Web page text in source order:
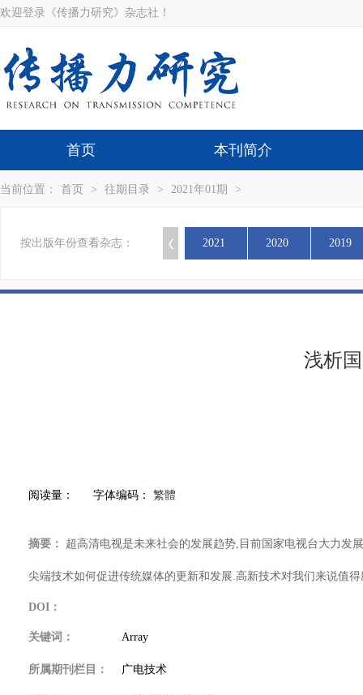
欢迎登录《传播力研究》杂志社！
首页 本刊简介
当前位置： 首页 > 往期目录 > 2021年01期 >
按出版年份查看杂志： 2021 2020 2019
浅析
阅读量： 字体编码： 繁體
摘要： 超高清电视是未来社会的发展趋势,目前国家电视台大力发
尖端技术如何促进传统媒体的更新和发展.高新技术对我们来说值
DOI：
关键词： Array
所属期刊栏目： 广电技术